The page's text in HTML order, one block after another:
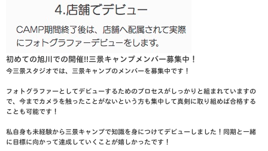
初めての旭川での開催!!三景キャンプメンバー募集中！
今三景スタジオでは、三景キャンプのメンバーを募集中です！
フォトグラファーとしてデビューするためのプロセスがしっかりと組まれていますの
で、今までカメラを触ったことがないという方も集中して真剣に取り組めば合格する
ことも可能です！
私自身も未経験から三景キャンプで知識を身につけてデビューしました！同期と一緒
に目標に向かって達成していくことが嬉しかったです！